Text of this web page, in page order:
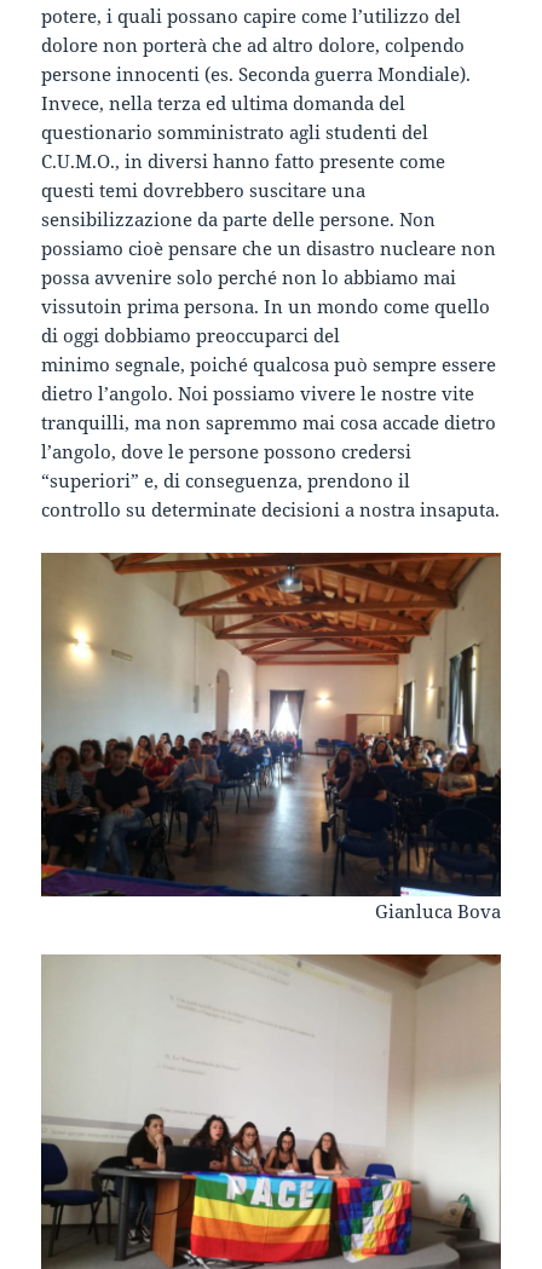
potere, i quali possano capire come l’utilizzo del
dolore non porterà che ad altro dolore, colpendo
persone innocenti (es. Seconda guerra Mondiale).
Invece, nella terza ed ultima domanda del
questionario somministrato agli studenti del
C.U.M.O., in diversi hanno fatto presente come
questi temi dovrebbero suscitare una
sensibilizzazione da parte delle persone. Non
possiamo cioè pensare che un disastro nucleare non
possa avvenire solo perché non lo abbiamo mai
vissutoin prima persona. In un mondo come quello
di oggi dobbiamo preoccuparci del
minimo segnale, poiché qualcosa può sempre essere
dietro l’angolo. Noi possiamo vivere le nostre vite
tranquilli, ma non sapremmo mai cosa accade dietro
l’angolo, dove le persone possono credersi
“superiori” e, di conseguenza, prendono il
controllo su determinate decisioni a nostra insaputa.
Gianluca Bova